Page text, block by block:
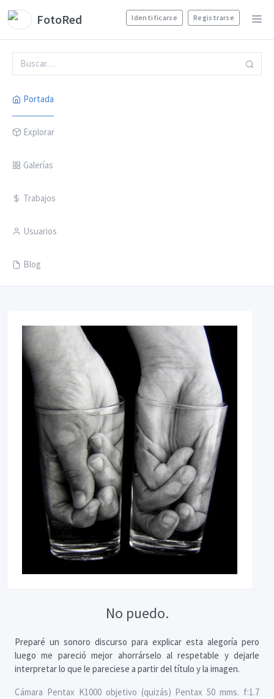
FotoRed Identificarse Registrarse
Portada
Explorar
Galerías
Trabajos
Usuarios
Blog
No puedo.
Preparé un sonoro discurso para explicar esta alegoría pero
luego me pareció mejor ahorrárselo al respetable y dejarle
interpretar lo que le pareciese a partir del título y la imagen.
Cámara Pentax K1000 objetivo (quizás) Pentax 50 mms. f:1.7